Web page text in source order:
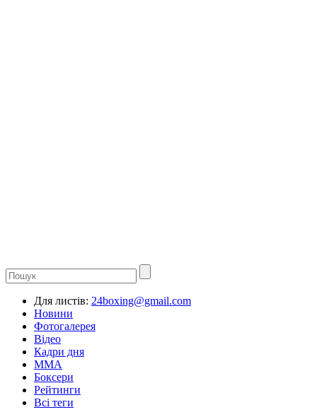
Для листів: 24boxing@gmail.com
Новини
Фотогалерея
Відео
Кадри дня
ММА
Боксери
Рейтинги
Всі теги